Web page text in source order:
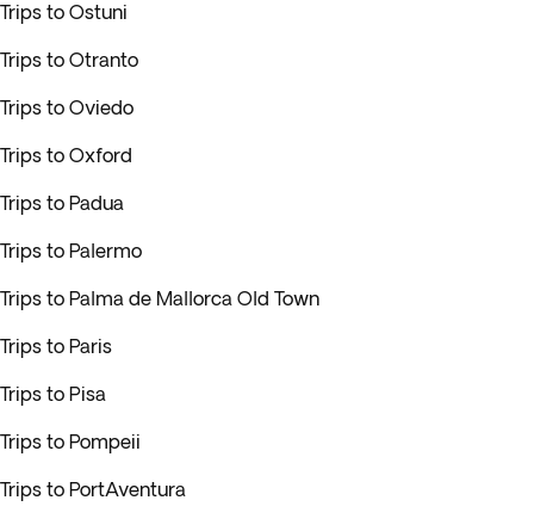
Trips to Ostuni
Trips to Otranto
Trips to Oviedo
Trips to Oxford
Trips to Padua
Trips to Palermo
Trips to Palma de Mallorca Old Town
Trips to Paris
Trips to Pisa
Trips to Pompeii
Trips to PortAventura